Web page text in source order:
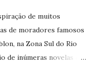
de muitos
de moradores famosos
na Zona Sul do Rio
de inúmeras novelas de